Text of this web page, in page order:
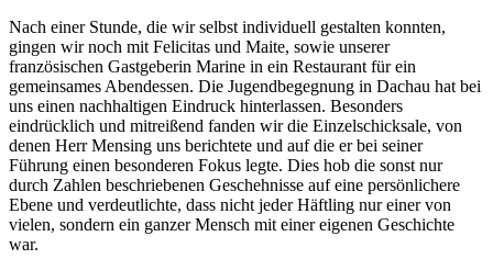
Nach einer Stunde, die wir selbst individuell gestalten konnten,
gingen wir noch mit Felicitas und Maite, sowie unserer
französischen Gastgeberin Marine in ein Restaurant für ein
gemeinsames Abendessen. Die Jugendbegegnung in Dachau hat bei
uns einen nachhaltigen Eindruck hinterlassen. Besonders
eindrücklich und mitreißend fanden wir die Einzelschicksale, von
denen Herr Mensing uns berichtete und auf die er bei seiner
Führung einen besonderen Fokus legte. Dies hob die sonst nur
durch Zahlen beschriebenen Geschehnisse auf eine persönlichere
Ebene und verdeutlichte, dass nicht jeder Häftling nur einer von
vielen, sondern ein ganzer Mensch mit einer eigenen Geschichte
war.